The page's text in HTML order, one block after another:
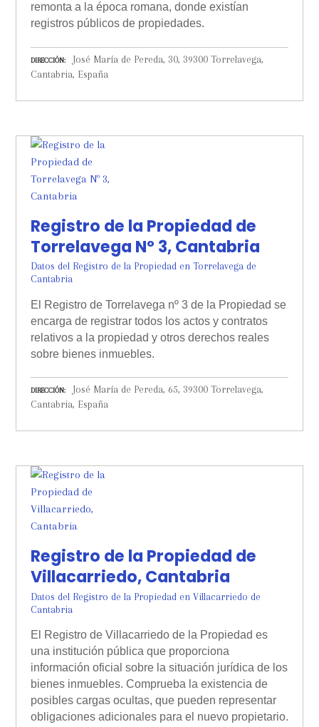
remonta a la época romana, donde existían
registros públicos de propiedades.
DIRECCIÓN
José María de Pereda, 30, 39300 Torrelavega,
Cantabria, España
Registro de la Propiedad de
Torrelavega Nº 3, Cantabria
Datos del Registro de la Propiedad en Torrelavega de
Cantabria
El Registro de Torrelavega nº 3 de la Propiedad se
encarga de registrar todos los actos y contratos
relativos a la propiedad y otros derechos reales
sobre bienes inmuebles.
DIRECCIÓN
José María de Pereda, 65, 39300 Torrelavega,
Cantabria, España
Registro de la Propiedad de
Villacarriedo, Cantabria
Datos del Registro de la Propiedad en Villacarriedo de
Cantabria
El Registro de Villacarriedo de la Propiedad es
una institución pública que proporciona
información oficial sobre la situación jurídica de los
bienes inmuebles. Comprueba la existencia de
posibles cargas ocultas, que pueden representar
obligaciones adicionales para el nuevo propietario.